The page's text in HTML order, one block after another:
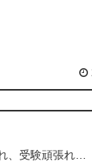
、受験頑張れ